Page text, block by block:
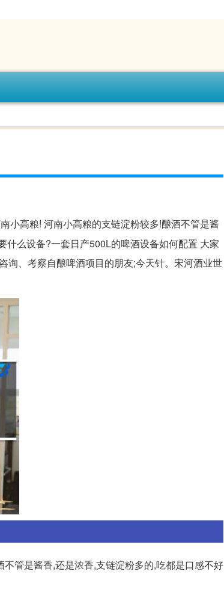
小高粮! 河南小高粮的支链淀粉较多!酿酒不管是酱
什么设备?一套日产500L的啤酒设备如何配置 大家
询、考察自酿啤酒项目的朋友;今天针。宋河酒业世
管是酱香,还是浓香,支链淀粉多的,吃都是口感不好